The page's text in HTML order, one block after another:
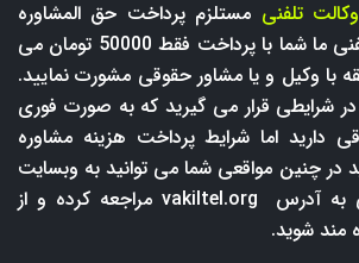
وکالت تلفنی مستلزم پرداخت حق المشاوره
است اما در وکلای تلفنی ما شما با پرداخت فقط 50000 تومان می
به مدت 5 دقیقه با وکیل و یا مشاور حقوقی مشورت نمایید.
شرایطی قرار می گیرید که به صورت فوری
دارید اما شرایط پرداخت هزینه مشاوره
در چنین مواقعی شما می توانید به وبسایت
به آدرس
vakiltel.org مراجعه کرده و از
مند شوید.